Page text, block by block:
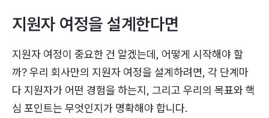
지원자 여정을 설계한다면
지원자 여정이 중요한 건 알겠는데, 어떻게 시작해야 할
까? 우리 회사만의 지원자 여정을 설계하려면, 각 단계마
다 지원자가 어떤 경험을 하는지, 그리고 우리의 목표와 핵
심 포인트는 무엇인지가 명확해야 합니다.